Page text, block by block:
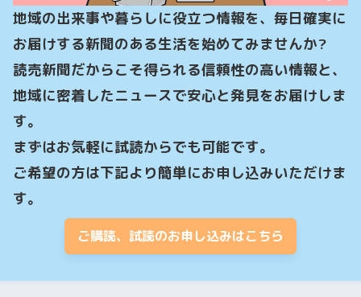
地域の出来事や暮らしに役立つ情報を、毎日確実に
お届けする新聞のある生活を始めてみませんか?
読売新聞だからこそ得られる信頼性の高い情報と、
地域に密着したニュースで安心と発見をお届けしま
す。
まずはお気軽に試読からでも可能です。
ご希望の方は下記より簡単にお申し込みいただけま
す。
ご購読、試読のお申し込みはこちら